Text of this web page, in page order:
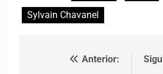
Sylvain Chavanel
Navegación de
Anterior: